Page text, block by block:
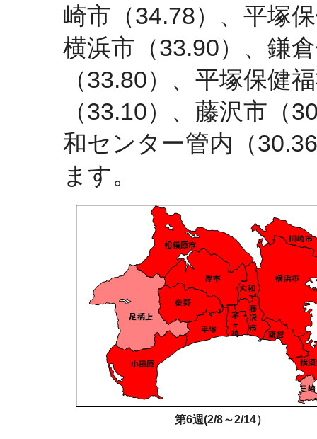
崎市（34.78）、平塚
横浜市（33.90）、鎌
（33.80）、平塚保健
（33.10）、藤沢市（
和センター管内（
ます。
第6週(2/8～2/14）